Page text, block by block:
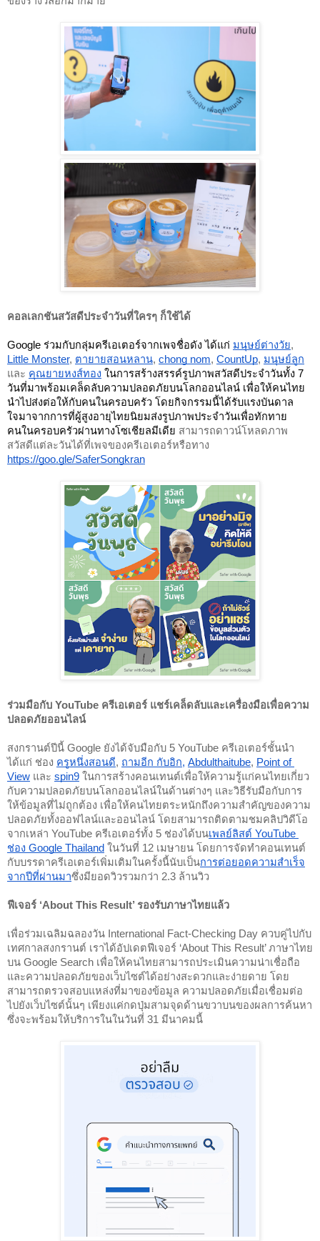
คอลเลกชันสวัสดีประจำวันที่ใครๆ ก็ใช้ได้
Google ร่วมกับกลุ่มครีเอเตอร์จากเพจชื่อดัง ได้แก่ มนุษย์ต่างวัย
Little Monster, ตายายสอนหลาน, chong nom, CountUp, มนุษย์ลูก
และ คุณยายหงส์ทอง ในการสร้างสรรค์รูปภาพสวัสดีประจำวันทั้ง 7
วันที่มาพร้อมเคล็ดลับความปลอดภัยบนโลกออนไลน์ เพื่อให้คนไทย
นำไปส่งต่อให้กับคนในครอบครัว โดยกิจกรรมนี้ได้รับแรงบันดาล
ใจมาจากการที่ผู้สูงอายุไทยนิยมส่งรูปภาพประจำวันเพื่อทักทาย
คนในครอบครัวผ่านทางโซเชียลมีเดีย สามารถดาวน์โหลดภาพ
https://goo.gle/SaferSongkran
ร่วมมือกับ YouTube ครีเอเตอร์ แชร์เคล็ดลับและเครื่องมือเพื่อความ
ปลอดภัยออนไลน์
สงกรานต์ปีนี้ Google ยังได้จับมือกับ 5 YouTube ครีเอเตอร์ชั้นนำ
ได้แก่ ช่อง ครูหนึ่งสอนดี, ถามอีก กับอิก, Abdulthaitube, Point of
View และ spin9 ในการสร้างคอนเทนต์เพื่อให้ความรู้แก่คนไทยเกี่ยว
กับความปลอดภัยบนโลกออนไลน์ในด้านต่างๆ และวิธีรับมือกับการ
ให้ข้อมูลที่ไม่ถูกต้อง เพื่อให้คนไทยตระหนักถึงความสำคัญของความ
ปลอดภัยทั้งออฟไลน์และออนไลน์ โดยสามารถติดตามชมคลิปวิดีโอ
จากเหล่า YouTube ครีเอเตอร์ทั้ง 5 ช่องได้บนเพลย์ลิสต์ YouTube
ช่อง Google Thailand ในวันที่ 12 เมษายน โดยการจัดทำคอนเทนต์
กับบรรดาครีเอเตอร์เพิ่มเติมในครั้งนี้นับเป็นการต่อยอดความสำเร็จ
จากปีที่ผ่านมาซึ่งมียอดวิวรวมกว่า 2.3 ล้านวิว
ฟีเจอร์ ‘About This Result’ รองรับภาษาไทยแล้ว
เพื่อร่วมเฉลิมฉลองวัน International Fact-Checking Day ควบคู่ไปกับ
เทศกาลสงกรานต์ เราได้อัปเดตฟีเจอร์ ‘About This Result’ ภาษาไทย
บน Google Search เพื่อให้คนไทยสามารถประเมินความน่าเชื่อถือ
และความปลอดภัยของเว็บไซต์ได้อย่างสะดวกและง่ายดาย โดย
สามารถตรวจสอบแหล่งที่มาของข้อมูล ความปลอดภัยเมื่อเชื่อมต่อ
ไปยังเว็บไซต์นั้นๆ เพียงแค่กดปุ่มสามจุดด้านขวาบนของผลการค้นหา
ซึ่งจะพร้อมให้บริการในในวันที่ 31 มีนาคมนี้